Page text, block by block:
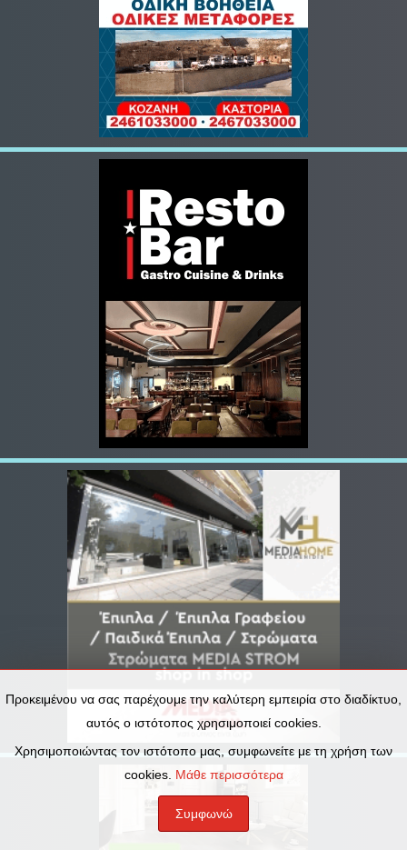
Προκειμένου να σας παρέχουμε την καλύτερη εμπειρία στο διαδίκτυο,
αυτός ο ιστότοπος χρησιμοποιεί cookies.
Χρησιμοποιώντας τον ιστότοπο μας, συμφωνείτε με τη χρήση των
cookies. Μάθε περισσότερα
Συμφωνώ